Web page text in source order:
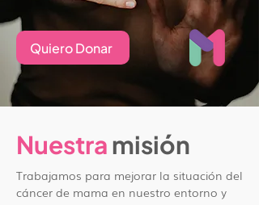
Quiero Donar
Nuestramisión
Trabajamos para mejorar la situación del
cáncer de mama en nuestro entorno y